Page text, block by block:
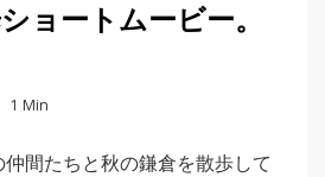
ョートムービー。
1 Min
間たちと秋の鎌倉を散歩して